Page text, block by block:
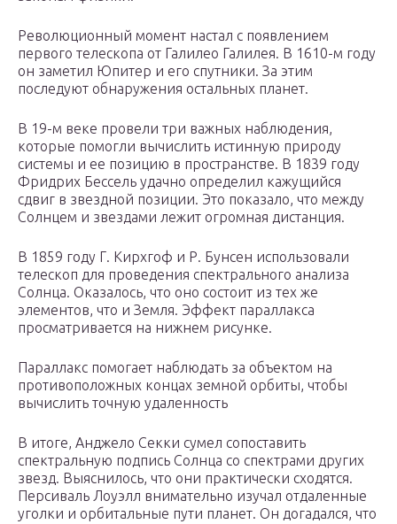
Революционный момент настал с появлением
первого телескопа от Галилео Галилея. В 1610-м году
он заметил Юпитер и его спутники. За этим
последуют обнаружения остальных планет.
В 19-м веке провели три важных наблюдения,
которые помогли вычислить истинную природу
системы и ее позицию в пространстве. В 1839 году
Фридрих Бессель удачно определил кажущийся
сдвиг в звездной позиции. Это показало, что между
Солнцем и звездами лежит огромная дистанция.
В 1859 году Г. Кирхгоф и Р. Бунсен использовали
телескоп для проведения спектрального анализа
Солнца. Оказалось, что оно состоит из тех же
элементов, что и Земля. Эффект параллакса
просматривается на нижнем рисунке.
Параллакс помогает наблюдать за объектом на
противоположных концах земной орбиты, чтобы
вычислить точную удаленность
В итоге, Анджело Секки сумел сопоставить
спектральную подпись Солнца со спектрами других
звезд. Выяснилось, что они практически сходятся.
Персиваль Лоуэлл внимательно изучал отдаленные
уголки и орбитальные пути планет. Он догадался, что